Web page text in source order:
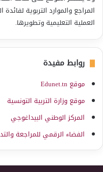
المراجع والموارد التربوية
العملية التعليمية وتطويرها.
روابط مفيدة
موقع Edunet.tn
موقع وزارة التربية التونسية
المركز الوطني البيداغوجي
الفضاء الرقمي للمراجعة